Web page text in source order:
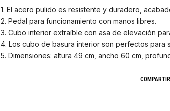
1. El acero pulido es resistente y duradero,
2. Pedal para funcionamiento con manos libres.
3. Cubo interior extraíble con asa de elevación
4. Los cubo de basura interior son perfectos para
5. Dimensiones: altura 49 cm, ancho 60 cm,
COMPARTIR